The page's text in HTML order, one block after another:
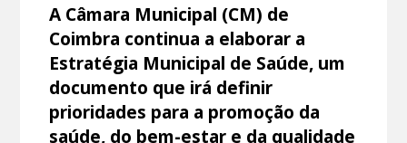
A Câmara Municipal (CM) de
Coimbra continua a elaborar a
Estratégia Municipal de Saúde, um
documento que irá definir
prioridades para a promoção da
saúde, do bem-estar e da qualidade